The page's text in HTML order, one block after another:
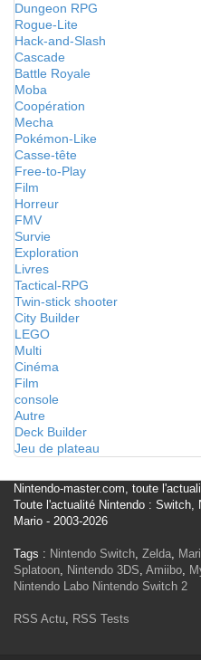
Dungeon RPG
Rogue-Lite
Hack-and-Slash
Cascade
Battle Royale
Moba
Coopération
Mecha
Pokémon-Like
Casse-tête
Free-to-Play
Film
Horreur
FMV
Survie
Exploration
Livres
Tactical-RPG
Twin-stick shooter
City Builder
LEGO
Multi
Cinéma
Film
console
Autre
Deck Builder
Jeu de plateau
Nintendo-master.com, toute
Toute l'actualité Nintendo : Switch,
Mario - 2003-2026
Tags : Nintendo Switch, Zelda,
Splatoon, Nintendo 3DS, Amiibo,
Nintendo Labo Nintendo Switch 2
RSS Actu, RSS Tests